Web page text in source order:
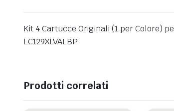
Kit 4 Cartucce Originali (1 per Colore) per
LC129XLVALBP
Prodotti correlati